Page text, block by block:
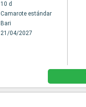
10 d
Camarote estándar
Bari
21/04/2027